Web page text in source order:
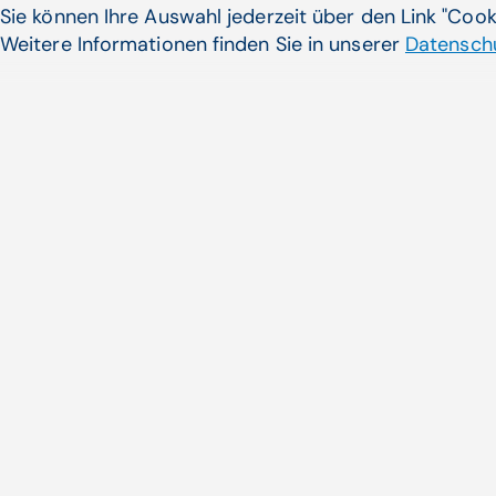
könnten in Zukunft anzeigen, wenn Keime in
einer Wunde sind, und ...
Sie können Ihre Auswahl jederzeit über den Link
Weitere Informationen finden Sie in unserer